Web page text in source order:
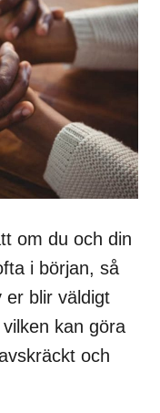
om du och din
i början, så
er blir väldigt
kan göra
och